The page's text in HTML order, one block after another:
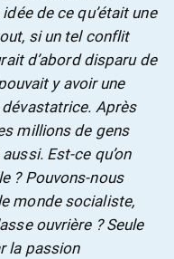
idée de ce qu’était une
si un tel conflit
d’abord disparu de
y avoir une
Après
millions de gens
Est-ce qu’on
? Pouvons-nous
monde socialiste,
ouvrière ? Seule
la passion